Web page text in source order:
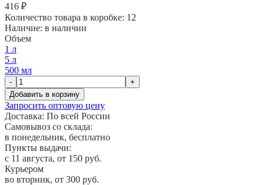
416 ₽
Количество товара в коробке: 12
Наличие: в наличии
Объем
1 л
5 л
500 мл
-
+
Добавить в корзину
Запросить оптовую цену
Доставка: По всей России
Самовывоз со склада:
в понедельник, бесплатно
Пункты выдачи:
c 11 августа, от 150 руб.
Курьером
во вторник, от 300 руб.